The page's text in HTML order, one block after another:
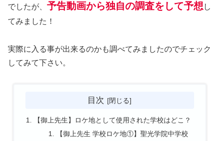
でしたが、 予告動画から独自の調査をして予想 し
てみました！
実際に入る事が出来るのかも調べてみましたのでチェック
してみて下さい。
目次
【御上先生】ロケ地として使用された学校はどこ？
【御上先生 学校ロケ地①】聖光学院中学校